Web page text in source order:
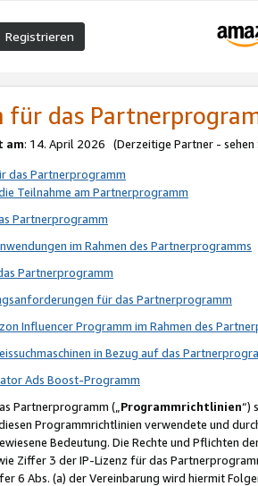
Registrieren
für das
am: 14. April 2026 (Derzeitige Partner - sehen
das Partnerprogramm
Teilnahme am Partnerprogramm
Partnerprogramm
im Rahmen des Partnerprogramms
Partnerprogramm
für das Partnerprogramm
Influencer Programm im Rahmen des
in Bezug auf das
Ads Boost-Programm
Partnerprogramm („Programmrichtlinien“)
Programmrichtlinien verwendete und
Bedeutung. Die Rechte und Pflichten
Ziffer 3 der IP-Lizenz für das
6 Abs. (a) der Vereinbarung wird hiermit